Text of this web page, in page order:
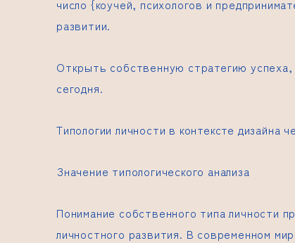
число {коучей, психологов и
развитии.
Открыть собственную стратегию
сегодня.
Типологии личности в контексте дизайна
Значение типологического анализа
Понимание собственного типа личности
личностного развития. В современном